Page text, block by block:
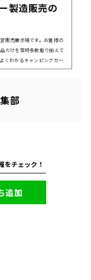
製造販売の
販売展示場です。お客様の
だけを常時多数取り揃えて
くわかるキャンピングカー
部
追加